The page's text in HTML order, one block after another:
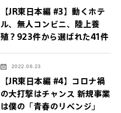
【JR東日本編 #3】動くホテ
ル、無人コンビニ、陸上養
殖？923件から選ばれた41件
2022.06.23
【JR東日本編 #4】コロナ禍
の大打撃はチャンス 新規事業
は僕の「青春のリベンジ」